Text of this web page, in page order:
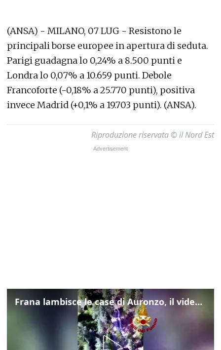
(ANSA) - MILANO, 07 LUG - Resistono le
principali borse europee in apertura di seduta.
Parigi guadagna lo 0,24% a 8.500 punti e
Londra lo 0,07% a 10.659 punti. Debole
Francoforte (-0,18% a 25.770 punti), positiva
invece Madrid (+0,1% a 19.703 punti). (ANSA).
Riproduzione riservata © il Nord Est
Frana lambisce le case di Auronzo, il video dall'elicottero dei vigili del fuoco